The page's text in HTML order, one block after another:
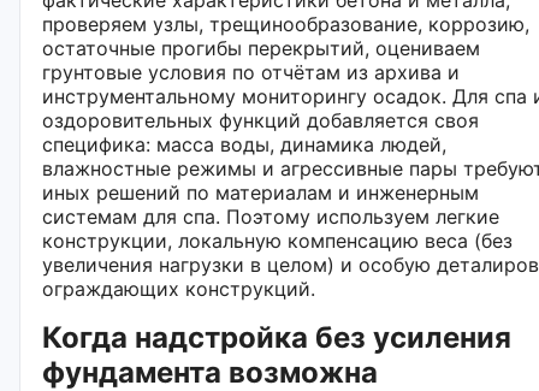
проверяем узлы, трещинообразование, коррозию,
остаточные прогибы перекрытий, оцениваем
грунтовые условия по отчётам из архива и
инструментальному мониторингу осадок. Для спа
оздоровительных функций добавляется своя
специфика: масса воды, динамика людей,
влажностные режимы и агрессивные пары
иных решений по материалам и инженерным
системам для спа. Поэтому используем легкие
конструкции, локальную компенсацию веса (без
увеличения нагрузки в целом) и особую
ограждающих конструкций.
Когда надстройка без усиления
фундамента возможна